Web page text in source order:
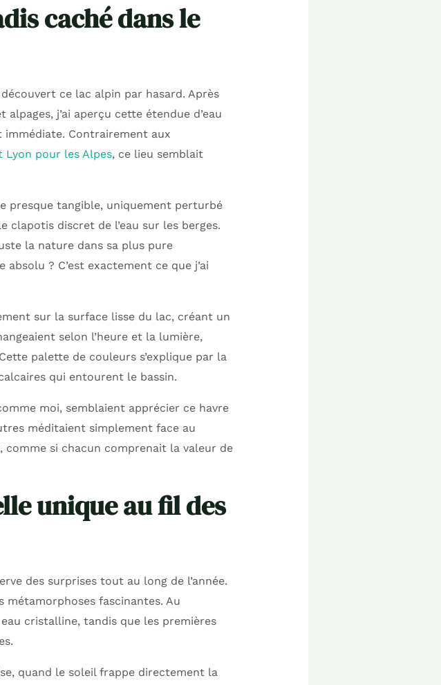
caché dans le
ce lac alpin par hasard. Après
j’ai aperçu cette étendue d’eau
immédiate. Contrairement aux
pour les Alpes, ce lieu semblait
presque tangible, uniquement perturbé
clapotis discret de l’eau sur les berges.
la nature dans sa plus pure
? C’est exactement ce que j’ai
sur la surface lisse du lac, créant un
selon l’heure et la lumière,
palette de couleurs s’explique par la
qui entourent le bassin.
moi, semblaient apprécier ce havre
méditaient simplement face au
comme si chacun comprenait la valeur de
unique au fil des
des surprises tout au long de l’année.
métamorphoses fascinantes. Au
cristalline, tandis que les premières
quand le soleil frappe directement la